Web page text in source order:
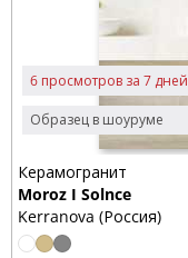
Образец в шоуруме
6 просмотров за 7 дней
Керамогранит
Moroz I Solnce
Kerranova (Россия)